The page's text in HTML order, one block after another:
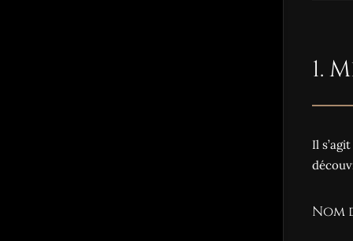
1.
Il
Nom